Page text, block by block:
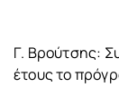
Γ. Βρούτσης:
έτους το